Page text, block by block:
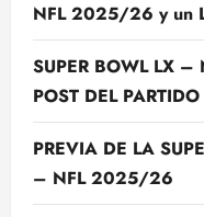
NFL 2025/26 y un
SUPER BOWL LX
POST DEL
PREVIA DE LA
– NFL 2025/26